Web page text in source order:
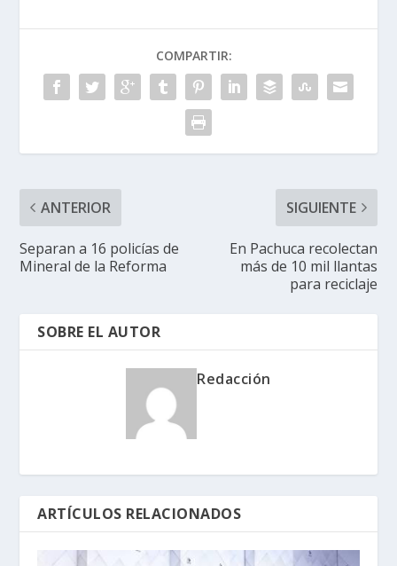
COMPARTIR:
ANTERIOR
Separan a 16 policías de
Mineral de la Reforma
SIGUIENTE
En Pachuca recolectan
más de 10 mil llantas
para reciclaje
SOBRE EL AUTOR
Redacción
ARTÍCULOS RELACIONADOS